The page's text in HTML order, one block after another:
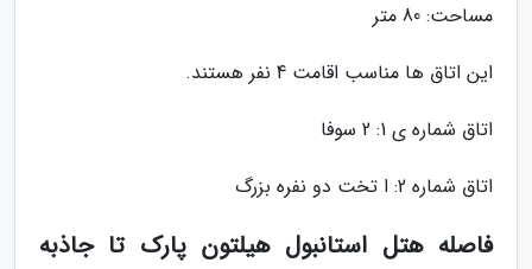
مساحت: 80 متر
این اتاق ها مناسب اقامت 4 نفر هستند.
اتاق شماره ی 1: 2 سوفا
اتاق شماره 2: ا تخت دو نفره بزرگ
فاصله هتل استانبول هیلتون پارک تا جاذبه